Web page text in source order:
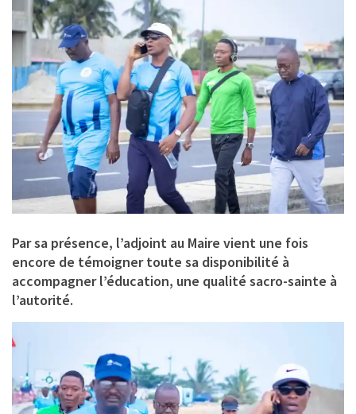
Par sa présence, l’adjoint au Maire vient une fois
encore de témoigner toute sa disponibilité à
accompagner l’éducation, une qualité sacro-sainte à
l’autorité.